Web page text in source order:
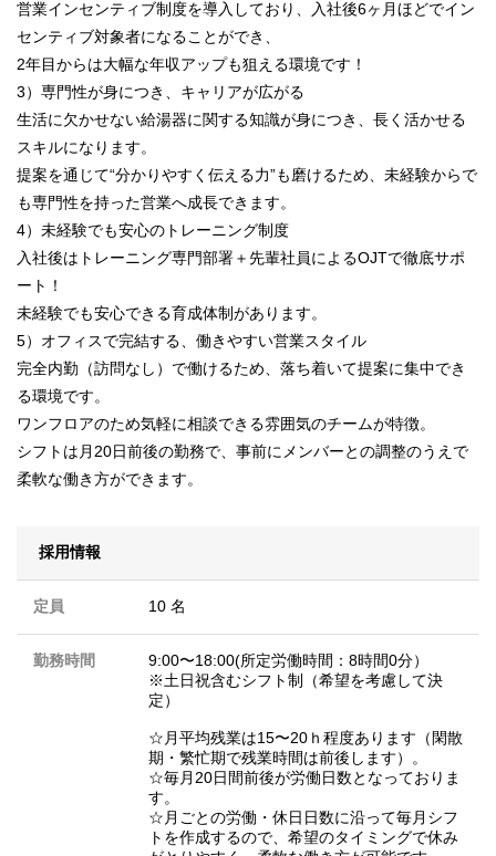
営業インセンティブ制度を導入しており、入社後6ヶ月ほどでイン
センティブ対象者になることができ、
2年目からは大幅な年収アップも狙える環境です！
3）専門性が身につき、キャリアが広がる
生活に欠かせない給湯器に関する知識が身につき、長く活かせる
スキルになります。
提案を通じて“分かりやすく伝える力”も磨けるため、未経験からで
も専門性を持った営業へ成長できます。
4）未経験でも安心のトレーニング制度
入社後はトレーニング専門部署＋先輩社員によるOJTで徹底サポ
ート！
未経験でも安心できる育成体制があります。
5）オフィスで完結する、働きやすい営業スタイル
完全内勤（訪問なし）で働けるため、落ち着いて提案に集中でき
る環境です。
ワンフロアのため気軽に相談できる雰囲気のチームが特徴。
シフトは月20日前後の勤務で、事前にメンバーとの調整のうえで
柔軟な働き方ができます。
採用情報
定員 10 名
勤務時間
9:00〜18:00(所定労働時間：8時間0分）
※土日祝含むシフト制（希望を考慮して決
定）
☆月平均残業は15〜20ｈ程度あります（閑散
期・繁忙期で残業時間は前後します）。
☆毎月20日間前後が労働日数となっておりま
す。
☆月ごとの労働・休日日数に沿って毎月シフ
トを作成するので、希望のタイミングで休み